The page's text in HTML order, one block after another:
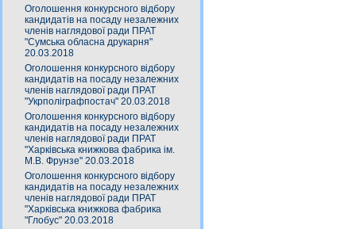
Оголошення конкурсного відбору
кандидатів на посаду незалежних
членів наглядової ради ПРАТ
"Сумська обласна друкарня"
20.03.2018
Оголошення конкурсного відбору
кандидатів на посаду незалежних
членів наглядової ради ПРАТ
"Укрполіграфпостач" 20.03.2018
Оголошення конкурсного відбору
кандидатів на посаду незалежних
членів наглядової ради ПРАТ
"Харківська книжкова фабрика ім.
М.В. Фрунзе" 20.03.2018
Оголошення конкурсного відбору
кандидатів на посаду незалежних
членів наглядової ради ПРАТ
"Харківська книжкова фабрика
"Глобус" 20.03.2018